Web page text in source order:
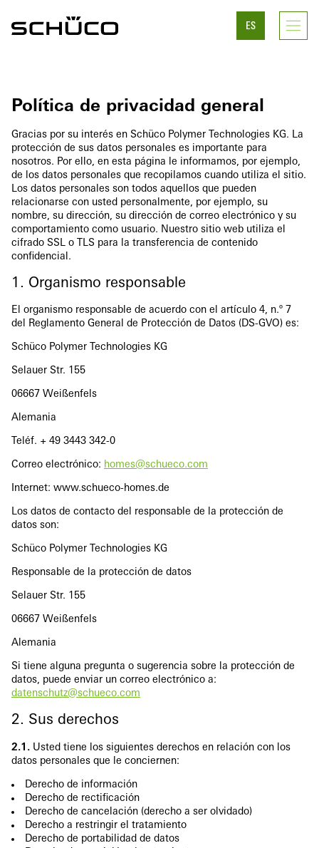
ES
Política de privacidad general
Gracias por su interés en Schüco Polymer Technologies KG. La
protección de sus datos personales es importante para
nosotros. Por ello, en esta página le informamos, por ejemplo,
de los datos personales que recopilamos cuando utiliza el sitio.
Los datos personales son todos aquellos que pueden
relacionarse con usted personalmente, por ejemplo, su
nombre, su dirección, su dirección de correo electrónico y su
comportamiento como usuario. Nuestro sitio web utiliza el
cifrado SSL o TLS para la transferencia de contenido
confidencial.
1. Organismo responsable
El organismo responsable de acuerdo con el artículo 4, n.º 7
del Reglamento General de Protección de Datos (DS-GVO) es:
Schüco Polymer Technologies KG
Selauer Str. 155
06667 Weißenfels
Alemania
Teléf. + 49 3443 342-0
Correo electrónico: homes@schueco.com
Internet: www.schueco-homes.de
Los datos de contacto del responsable de la protección de
datos son:
Schüco Polymer Technologies KG
Responsable de la protección de datos
Selauer Str. 155
06667 Weißenfels
Alemania
Si tiene alguna pregunta o sugerencia sobre la protección de
datos, puede enviar un correo electrónico a:
datenschutz@schueco.com
2. Sus derechos
2.1. Usted tiene los siguientes derechos en relación con los
datos personales que le conciernen:
Derecho de información
Derecho de rectificación
Derecho de cancelación (derecho a ser olvidado)
Derecho a restringir el tratamiento
Derecho de portabilidad de datos